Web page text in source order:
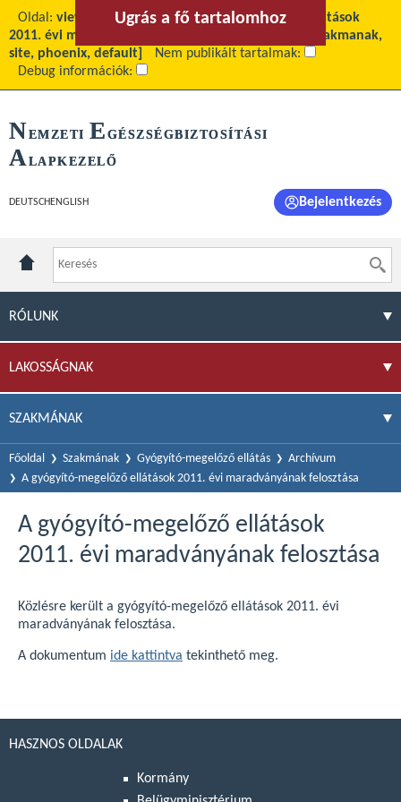
Oldal: view Fő tartalom: A gyógyító-megelőző ellátások
2011. évi maradványának felosztása
[site_szakmanak,
site, phoenix, default]
Nem publikált tartalmak:
Debug információk:
Ugrás a menühöz
Ugrás a fő tartalomhoz
NEMZETI E GÉSZSÉGBIZTOSÍTÁSI
ALAPKEZELŐ
DEUTSCH ENGLISH Bejelentkezés
RÓLUNK
LAKOSSÁGNAK
SZAKMÁNAK
Főoldal Szakmának Gyógyító-megelőző ellátás
Archívum
A gyógyító-megelőző ellátások 2011. évi maradványának felosztása
A gyógyító-megelőző ellátások
2011. évi maradványának felosztása
Közlésre került a gyógyító-megelőző ellátások 2011. évi
maradványának felosztása.
A dokumentum ide kattintva tekinthető meg.
HASZNOS OLDALAK
Kormány